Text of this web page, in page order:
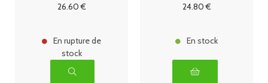
26.60€
En rupture de
stock
24.80€
En stock